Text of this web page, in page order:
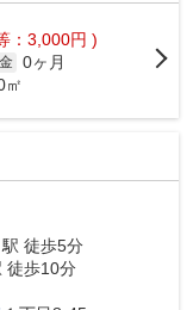
：3,000円 )
0ヶ月
㎡
駅 徒歩5分
徒歩10分